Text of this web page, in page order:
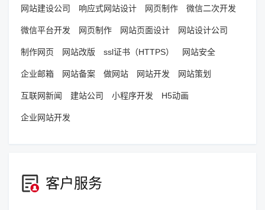
网站建设公司 响应式网站设计 网页制作 微信二次开发
微信平台开发 网页制作 网站页面设计 网站设计公司
制作网页 网站改版 ssl证书（HTTPS） 网站安全
企业邮箱 网站备案 做网站 网站开发 网站策划
互联网新闻 建站公司 小程序开发 H5动画
企业网站开发
客户服务